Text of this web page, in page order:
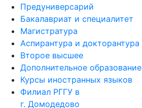
Предуниверсарий
Бакалавриат и специалитет
Магистратура
Аспирантура и докторантура
Второе высшее
Дополнительное образование
Курсы иностранных языков
Филиал РГГУ в
г. Домодедово